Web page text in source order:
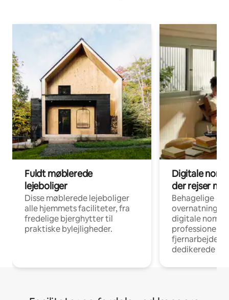
Fuldt møblerede
lejeboliger
Disse møblerede lejeboliger
alle hjemmets faciliteter, fra
fredelige bjerghytter til
praktiske bylejligheder.
Digitale
der rejser
Behagelige
digitale
professionelle
fjernarbejde,
dedikerede